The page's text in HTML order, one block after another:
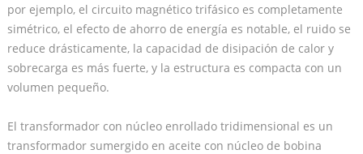
por ejemplo, el circuito magnético trifásico es completamente
simétrico, el efecto de ahorro de energía es notable, el ruido se
reduce drásticamente, la capacidad de disipación de calor y
sobrecarga es más fuerte, y la estructura es compacta con un
volumen pequeño.
El transformador con núcleo enrollado tridimensional es un
transformador sumergido en aceite con núcleo de bobina